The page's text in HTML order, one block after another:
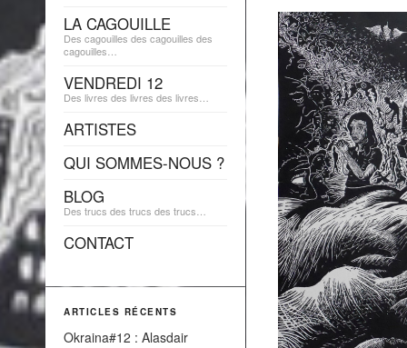
LA CAGOUILLE
Des cagouilles des cagouilles des
cagouilles…
VENDREDI 12
Des livres des livres des livres…
ARTISTES
QUI SOMMES-NOUS ?
BLOG
Des trucs des trucs des trucs…
CONTACT
ARTICLES RÉCENTS
Okraina#12 : Alasdair